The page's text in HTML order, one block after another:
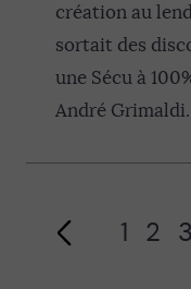
création au
sortait des
une Sécu à
André Grimaldi.
Page précédente
1 2 3